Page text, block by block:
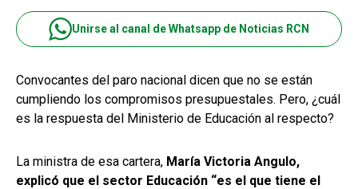
Unirse al canal de Whatsapp de Noticias RCN
Convocantes del paro nacional dicen que no se están
cumpliendo los compromisos presupuestales. Pero, ¿cuál
es la respuesta del Ministerio de Educación al respecto?
La ministra de esa cartera, María Victoria Angulo,
explicó que el sector Educación “es el que tiene el